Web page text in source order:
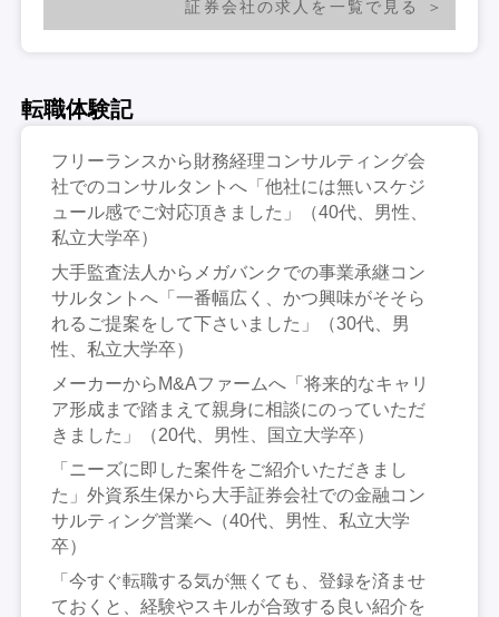
証券会社の求人を一覧で見る
転職体験記
フリーランスから財務経理コンサルティング会
社でのコンサルタントへ「他社には無いスケジ
ュール感でご対応頂きました」（40代、男性、
私立大学卒）
大手監査法人からメガバンクでの事業承継コン
サルタントへ「一番幅広く、かつ興味がそそら
れるご提案をして下さいました」（30代、男
性、私立大学卒）
メーカーからM&Aファームへ「将来的なキャリ
ア形成まで踏まえて親身に相談にのっていただ
きました」（20代、男性、国立大学卒）
「ニーズに即した案件をご紹介いただきまし
た」外資系生保から大手証券会社での金融コン
サルティング営業へ（40代、男性、私立大学
卒）
「今すぐ転職する気が無くても、登録を済ませ
ておくと、経験やスキルが合致する良い紹介を